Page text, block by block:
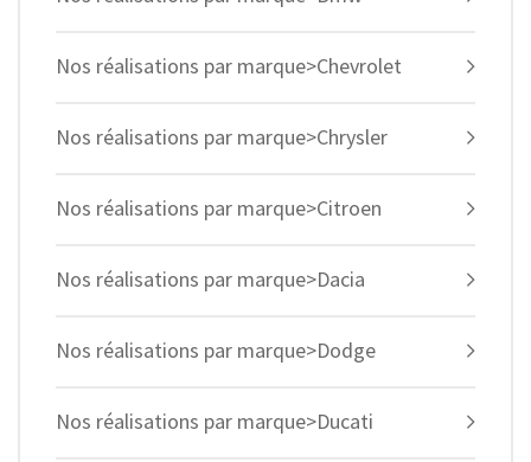
Nos réalisations par marque>Chevrolet
Nos réalisations par marque>Chrysler
Nos réalisations par marque>Citroen
Nos réalisations par marque>Dacia
Nos réalisations par marque>Dodge
Nos réalisations par marque>Ducati